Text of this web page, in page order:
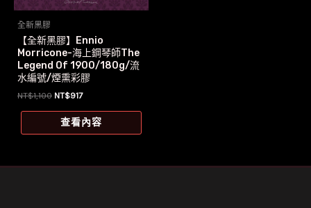
全新黑膠
【全新黑膠】Ennio
Morricone-海上鋼琴師The
Legend Of 1900/180g/流
水編號/煙熏彩膠
NT$1,100 原
價
格：
NT$917目
價
格：
查看內容